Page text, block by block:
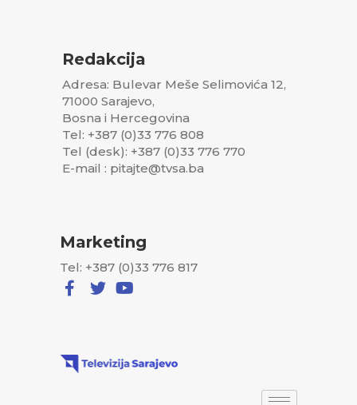
Redakcija
Adresa: Bulevar Meše Selimovića 12,
71000 Sarajevo,
Bosna i Hercegovina
Tel: +387 (0)33 776 808
Tel (desk): +387 (0)33 776 770
E-mail : pitajte@tvsa.ba
Marketing
Tel: +387 (0)33 776 817